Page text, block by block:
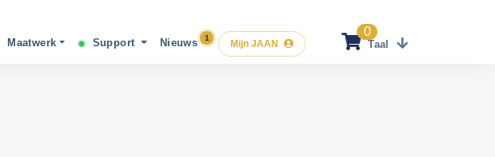
Maatwerk Support Nieuws Mijn JAAN
0
Taal